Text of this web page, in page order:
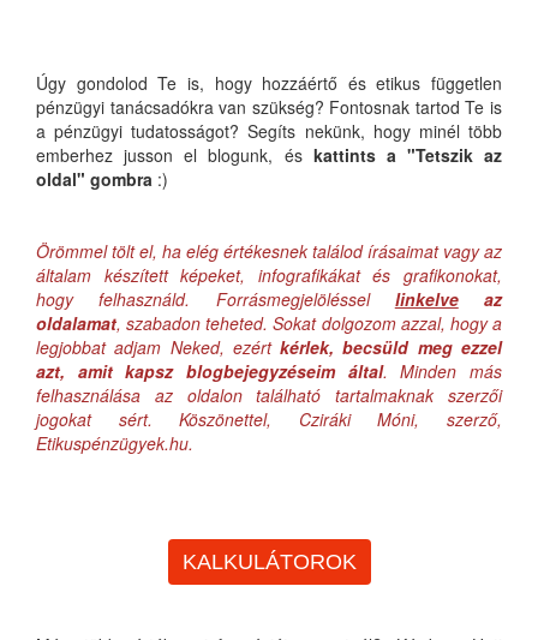
Úgy gondolod Te is, hogy hozzáértő és etikus független
pénzügyi tanácsadókra van szükség? Fontosnak tartod Te is
a pénzügyi tudatosságot? Segíts nekünk, hogy minél több
emberhez jusson el blogunk, és kattints a "Tetszik az
oldal" gombra :)
Örömmel tölt el, ha elég értékesnek találod írásaimat vagy az
általam készített képeket, infografikákat és grafikonokat,
hogy felhasználd. Forrásmegjelöléssel linkelveaz
oldalamat, szabadon teheted. Sokat dolgozom azzal, hogy a
legjobbat adjam Neked, ezértkérlek, becsüld meg ezzel
azt, amit kapsz blogbejegyzéseim által. Minden más
felhasználása az oldalon található tartalmaknak szerzői
jogokat sért. Köszönettel, Cziráki Móni, szerző,
Etikuspénzügyek.hu.
KALKULÁTOROK